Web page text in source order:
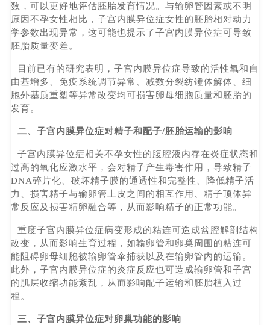
数，可以更好地评估胚胎发育情况。与输卵管因素或不明
原因不孕女性相比，子宫内膜异位症女性的胚胎相对动力
学参数出现异常，这可能也提示了子宫内膜异位症可导致
胚胎质量变差。
目前已有的研究表明，子宫内膜异位症导致的活性氧和自
由基增多、免疫系统调节异常、减数分裂纺锤体解体、细
胞外基质重塑等异常改变均可损害卵母细胞质量和胚胎的
发育。
二、子宫内膜异位症对精子和配子/胚胎运输的影响
子宫内膜异位症相关不孕女性的腹腔液内存在炎症状态和
过高的氧化应激水平，会对精子产生毒害作用，导致精子
DNA碎片化、破坏精子膜的通透性和完整性、降低精子活
力、损害精子与输卵管上皮之间的相互作用、精子顶体异
常反应及损害精卵融合等，从而影响精子的正常功能。
重度子宫内膜异位症病变形成的粘连可造成盆腔解剖结构
改变，从而影响生育过程，如输卵管和卵巢周围的粘连可
能阻碍卵母细胞被输卵管伞捕获以及在输卵管内的运输。
此外，子宫内膜异位症的炎症反应也可造成输卵管和子宫
的肌层收缩功能紊乱，从而影响配子运输和胚胎植入过
程。
三、子宫内膜异位症对卵巢功能的影响